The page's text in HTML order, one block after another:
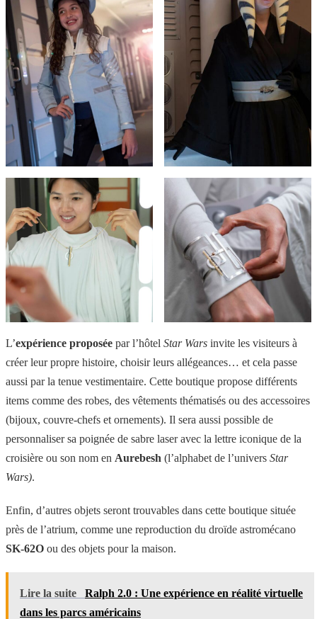
L’expérience proposée par l’hôtel Star Wars invite les visiteurs à
créer leur propre histoire, choisir leurs allégeances… et cela passe
aussi par la tenue vestimentaire. Cette boutique propose différents
items comme des robes, des vêtements thématisés ou des accessoires
(bijoux, couvre-chefs et ornements). Il sera aussi possible de
personnaliser sa poignée de sabre laser avec la lettre iconique de la
croisière ou son nom en Aurebesh (l’alphabet de l’univers Star
Wars).
Enfin, d’autres objets seront trouvables dans cette boutique située
près de l’atrium, comme une reproduction du droïde astromécano
SK-62O ou des objets pour la maison.
Lire la suite
Ralph 2.0 : Une expérience en réalité virtuelle
dans les parcs américains